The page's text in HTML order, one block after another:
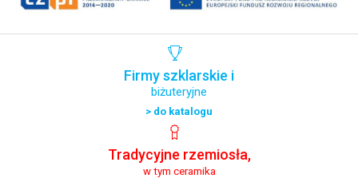
Firmyszklarskie i
biżuteryjne
> do katalogu
Tradycyjne rzemiosła,
w tym ceramika